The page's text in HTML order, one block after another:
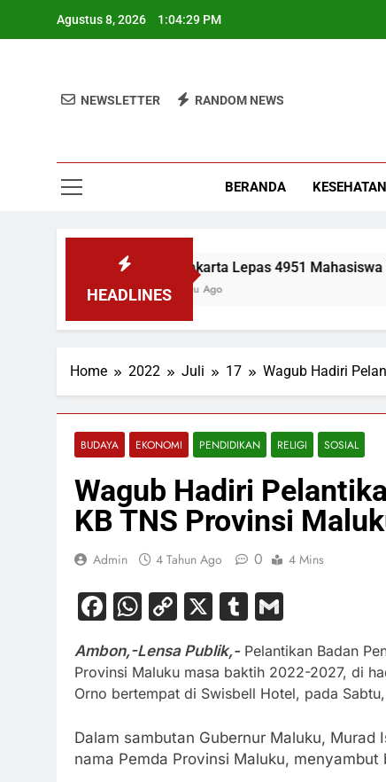
Agustus 8, 2026 1:04:30 PM
NEWSLETTER RANDOM NEWS
BERANDA KESEHATAN
HEADLINES
UIN Jakarta Lepas 4951 Mahasiswa KKN,
2 Minggu Ago
Home 2022 Juli 17 Wagub Hadiri
BUDAYA EKONOMI PENDIDIKAN RELIGI SOSIAL
Wagub Hadiri
KB TNS Provinsi
Admin 4 Tahun Ago 0 4 Mins
Facebook
WhatsApp
Copy
X Tumblr
Ambon,-Lensa Publik,- Pelantikan Badan
Provinsi Maluku masa baktih 2022-2027, di
Orno bertempat di Swisbell Hotel, pada
Dalam sambutan Gubernur Maluku,
nama Pemda Provinsi Maluku,